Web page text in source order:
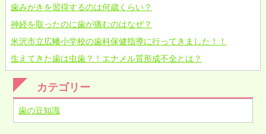
歯みがきを習得するのは何歳くらい？
神経を取ったのに歯が痛むのはなぜ？
米沢市立広幡小学校の歯科保健指導に行ってきました！！
生えてきた歯は虫歯？！エナメル質形成不全とは？
カテゴリー
歯の豆知識